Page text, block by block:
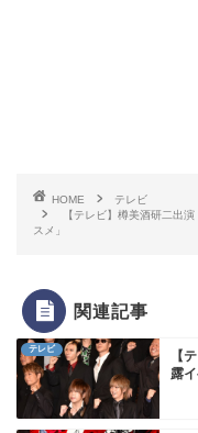
HOME
テレビ
【テレビ】樽美酒研二出
スメ」
関連記事
テレビ
【
露